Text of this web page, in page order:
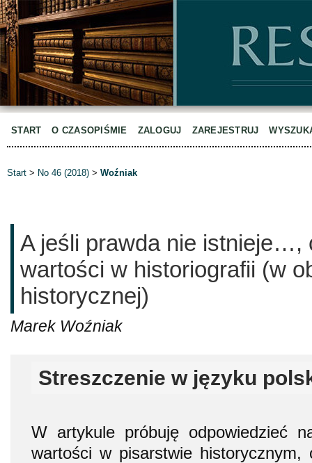
START O CZASOPIŚMIE ZALOGUJ ZAREJESTRUJ
Start > No 46 (2018) > Woźniak
A jeśli prawda nie istnieje…,
wartości w historiografii (w
historycznej)
Marek Woźniak
Streszczenie w języku
W artykule próbuję odpowiedzieć
wartości w pisarstwie